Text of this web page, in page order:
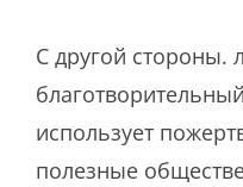
С другой стороны.
использует
полезные